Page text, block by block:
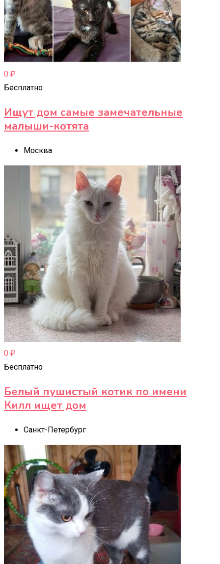
0 ₽
Бесплатно
Ищут дом самые замечательные
малыши-котята
Москва
0 ₽
Бесплатно
Белый пушистый котик по имени
Килл ищет дом
Санкт-Петербург